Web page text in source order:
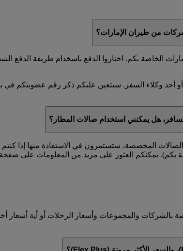
من طيران الإمارات؟
الخاصة بكم. اختاروا الدفع باسخدام طريقة الدفع
أحد وكلاء السفر. سيتعين عليكم ذكر رقم عضويتكم
هل يمكنني استخدام صالات المطار؟
المخصصة، ستستمرون في الاستفادة منها إذا كنتم
بكم). يمكنكم العثور على مزيد من المعلومات على صفحة
بالشركات والمجموعات وأسعار الرحلات أو أية